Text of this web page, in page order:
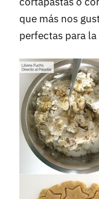
que más nos
perfectas para